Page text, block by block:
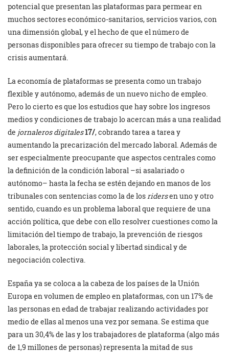
potencial que presentan las plataformas para permear en
muchos sectores económico-sanitarios, servicios varios, con
una dimensión global, y el hecho de que el número de
personas disponibles para ofrecer su tiempo de trabajo con la
crisis aumentará.
La economía de plataformas se presenta como un trabajo
flexible y autónomo, además de un nuevo nicho de empleo.
Pero lo cierto es que los estudios que hay sobre los ingresos
medios y condiciones de trabajo lo acercan más a una realidad
de jornaleros digitales17/, cobrando tarea a tarea y
aumentando la precarización del mercado laboral. Además de
ser especialmente preocupante que aspectos centrales como
la definición de la condición laboral –si asalariado o
autónomo– hasta la fecha se estén dejando en manos de los
tribunales con sentencias como la de los ridersen uno y otro
sentido, cuando es un problema laboral que requiere de una
acción política, que debe con ello resolver cuestiones como la
limitación del tiempo de trabajo, la prevención de riesgos
laborales, la protección social y libertad sindical y de
negociación colectiva.
España ya se coloca a la cabeza de los países de la Unión
Europa en volumen de empleo en plataformas, con un 17% de
las personas en edad de trabajar realizando actividades por
medio de ellas al menos una vez por semana. Se estima que
para un 30,4% de las y los trabajadores de plataforma (algo más
de 1,9 millones de personas) representa la mitad de sus